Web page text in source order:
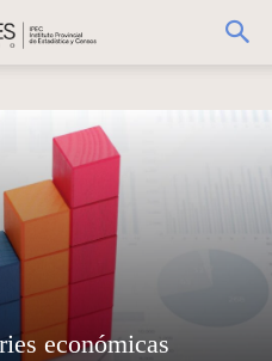
económicas